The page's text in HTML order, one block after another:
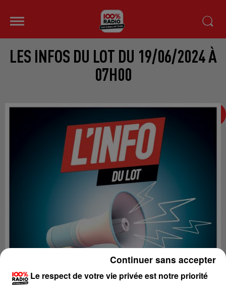
LES INFOS DU LOT DU 19/06/2024 À
07H00
Le respect de votre vie privée est notre priorité
Continuer sans accepter